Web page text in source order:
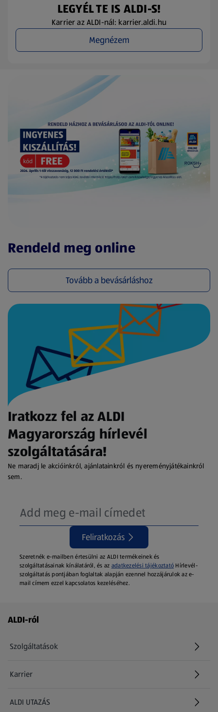
LEGYÉL TE IS ALDI-S!
Karrier az ALDI-nál: karrier.aldi.hu
Megnézem
Rendeld meg online
Tovább a bevásárláshoz
(új oldalon nyílik meg)
Iratkozz fel az ALDI
Magyarország hírlevél
szolgáltatására!
Ne maradj le akcióinkról, ajánlatainkról és nyereményjátékainkról
sem.
Feliratkozás
Szeretnék e-mailben értesülni az ALDI termékeinek és
szolgáltatásainak kínálatáról, és az adatkezelési tájékoztató Hírlevél-
szolgáltatás pontjában foglaltak alapján ezennel hozzájárulok az e-
mail címem ezzel kapcsolatos kezeléséhez.
Láblécmenü - további linkek
ALDI-ról
Szolgáltatások
Karrier
(új oldalon nyílik meg)
ALDI UTAZÁS
(új oldalon nyílik meg)